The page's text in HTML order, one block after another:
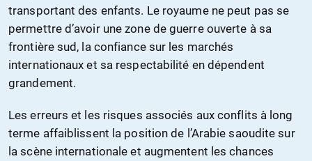
transportant des enfants. Le royaume ne peut pas se
permettre d’avoir une zone de guerre ouverte à sa
frontière sud, la confiance sur les marchés
internationaux et sa respectabilité en dépendent
grandement.
Les erreurs et les risques associés aux conflits à long
terme affaiblissent la position de l’Arabie saoudite sur
la scène internationale et augmentent les chances